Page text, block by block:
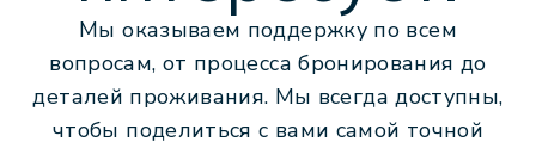
О НАС
УСТОЙЧИВОЕ
КАРЬЕРА
КОНТАКТЫ
Мы оказываем поддержку по всем
вопросам, от процесса бронирования до
деталей проживания. Мы всегда доступны,
чтобы поделиться с вами самой точной